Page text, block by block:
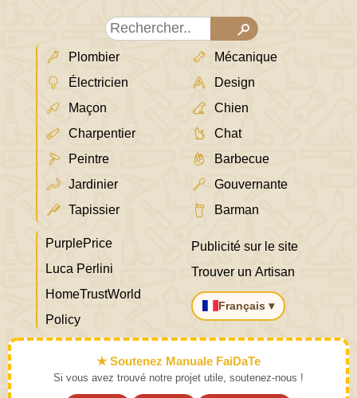
Plombier
Électricien
Maçon
Charpentier
Peintre
Jardinier
Tapissier
Mécanique
Design
Chien
Chat
Barbecue
Gouvernante
Barman
PurplePrice
Luca Perlini
HomeTrustWorld
Policy
Publicité sur le site
Trouver un Artisan
Français ▾
★ Soutenez Manuale FaiDaTe
Si vous avez trouvé notre projet utile, soutenez-nous !